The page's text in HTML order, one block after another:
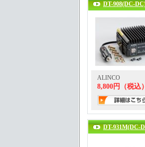
DT-908(DC-
ALINCO
8,800円（税込
DT-931M(DC-